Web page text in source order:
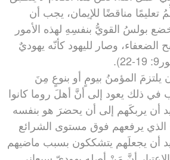
تعليمًا مناقضًا للإيمان، يجب أن
بولسُ القويُّ بنفسِهِ لهذه الأمور
وصار لليهود كأنّه يهوديٌ
يلتزمَ المؤمنُ بيومٍ أو بنوعٍ مِنَ
في ذلك يعود إلى أنَّ أهلَ روما كانوا
أن يربكَهم إلى أن يحضرَ هو بنفسه
الذي يرفعهم فوق مستوى الشرائع
أن يجعلَهم يتشككون بسبب ماضيهم